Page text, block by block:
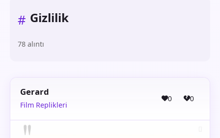
# Gizlilik
78 alıntı
Gerard
Film Replikleri
0 0